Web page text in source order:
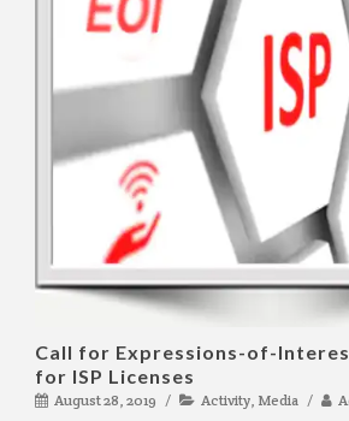
Call for Expressions-of-
for ISP Licenses
August 28, 2019 Activity, Media